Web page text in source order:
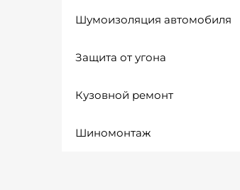
Шумоизоляция автомобиля
Защита от угона
Кузовной ремонт
Шиномонтаж